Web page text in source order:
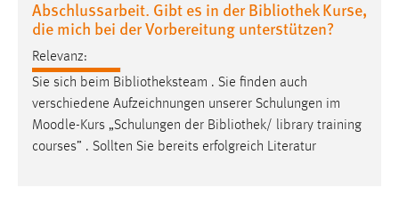
Abschlussarbeit. Gibt es in der Bibliothek Kurse,
die mich bei der Vorbereitung unterstützen?
Relevanz:
Sie sich beim Bibliotheksteam . Sie finden auch
verschiedene Aufzeichnungen unserer Schulungen im
Moodle-Kurs „Schulungen der Bibliothek/ library training
courses” . Sollten Sie bereits erfolgreich Literatur
Name:
site-language-preference
Zweck:
Das Cookie speichert die gewählte Sprache der Website.
Cookie Laufzeit:
30 Tage